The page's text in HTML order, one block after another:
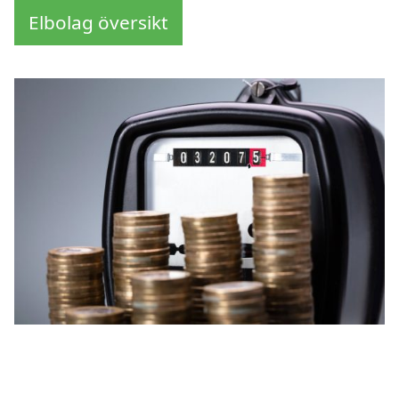
Elbolag översikt